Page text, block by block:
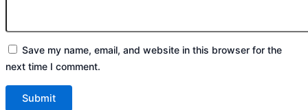
Save my name, email, and website in this browser for the
next time I comment.